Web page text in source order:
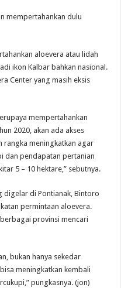
mempertahankan dulu
aloevera atau lidah
ikon Kalbar bahkan nasional.
Center yang masih eksis
mempertahankan
2020, akan ada akses
rangka meningkatkan agar
dan pendapatan pertanian
5 – 10 hektare,” sebutnya.
digelar di Pontianak, Bintoro
permintaan aloevera.
provinsi mencari
bukan hanya sekedar
meningkatkan kembali
pungkasnya. (jon)